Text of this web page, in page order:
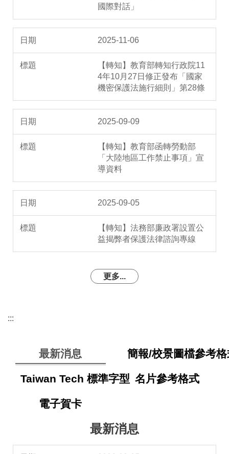
國際對話」
2025-11-06
【轉知】教育部轉知行政院11
4年10月27日修正發布「國家
機密保護法施行細則」第28條
2025-09-09
【轉知】教育部函轉勞動部
「大陸地區工作禁止事項」宣
導資料
2025-09-05
【轉知】法務部廉政署設置公
益揭弊者保護法律諮詢專線
更多...
:::
最新消息 簡報/校景圖檔參考格
Taiwan Tech 標準字型 名片參考格式
電子賀卡
最新消息